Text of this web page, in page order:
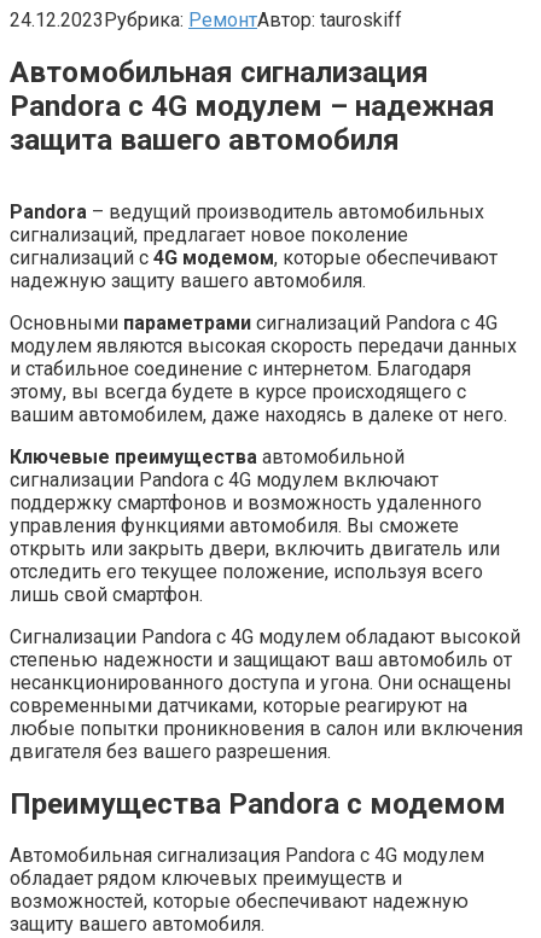
24.12.2023Рубрика: РемонтАвтор: tauroskiff
Автомобильная сигнализация
Pandora с 4G модулем – надежная
защита вашего автомобиля
Pandora – ведущий производитель автомобильных
сигнализаций, предлагает новое поколение
сигнализаций с 4G модемом, которые обеспечивают
надежную защиту вашего автомобиля.
Основными параметрами сигнализаций Pandora с 4G
модулем являются высокая скорость передачи данных
и стабильное соединение с интернетом. Благодаря
этому, вы всегда будете в курсе происходящего с
вашим автомобилем, даже находясь в далеке от него.
Ключевые преимущества автомобильной
сигнализации Pandora с 4G модулем включают
поддержку смартфонов и возможность удаленного
управления функциями автомобиля. Вы сможете
открыть или закрыть двери, включить двигатель или
отследить его текущее положение, используя всего
лишь свой смартфон.
Сигнализации Pandora с 4G модулем обладают высокой
степенью надежности и защищают ваш автомобиль от
несанкционированного доступа и угона. Они оснащены
современными датчиками, которые реагируют на
любые попытки проникновения в салон или включения
двигателя без вашего разрешения.
Преимущества Pandora с модемом
Автомобильная сигнализация Pandora с 4G модулем
обладает рядом ключевых преимуществ и
возможностей, которые обеспечивают надежную
защиту вашего автомобиля.